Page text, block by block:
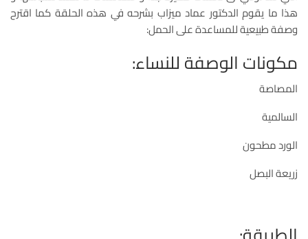
هذا ما يقوم الدكتور عماد ميزاب بشرحه في هذه الحلقة كما اقترح
وصفة طبيعية للمساعدة على الحمل:
مكونات الوصفة للنساء:
المصاصة
السالمية
الورد مطحون
زريعة البصل